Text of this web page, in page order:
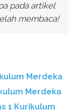
pada artikel
membaca!
Merdeka
Merdeka
1 Kurikulum